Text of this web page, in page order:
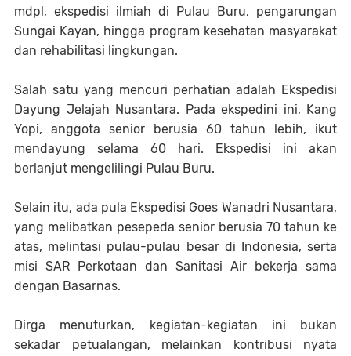
mdpl, ekspedisi ilmiah di Pulau Buru, pengarungan
Sungai Kayan, hingga program kesehatan masyarakat
dan rehabilitasi lingkungan.
Salah satu yang mencuri perhatian adalah Ekspedisi
Dayung Jelajah Nusantara. Pada ekspedini ini, Kang
Yopi, anggota senior berusia 60 tahun lebih, ikut
mendayung selama 60 hari. Ekspedisi ini akan
berlanjut mengelilingi Pulau Buru.
Selain itu, ada pula Ekspedisi Goes Wanadri Nusantara,
yang melibatkan pesepeda senior berusia 70 tahun ke
atas, melintasi pulau-pulau besar di Indonesia, serta
misi SAR Perkotaan dan Sanitasi Air bekerja sama
dengan Basarnas.
Dirga menuturkan, kegiatan-kegiatan ini bukan
sekadar petualangan, melainkan kontribusi nyata